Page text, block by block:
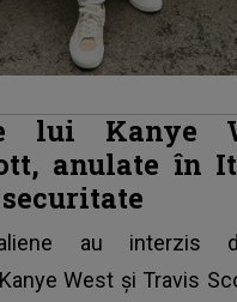
lui Kanye
anulate în
au interzis
Kanye West şi Travis